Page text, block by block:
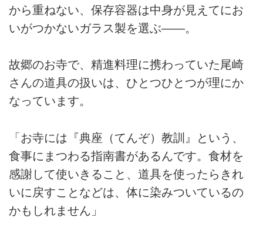
から重ねない、保存容器は中身が見えてにお
いがつかないガラス製を選ぶ――。
故郷のお寺で、精進料理に携わっていた尾崎
さんの道具の扱いは、ひとつひとつが理にか
なっています。
「お寺には『典座（てんぞ）教訓』という、
食事にまつわる指南書があるんです。食材を
感謝して使いきること、道具を使ったらきれ
いに戻すことなどは、体に染みついているの
かもしれません」